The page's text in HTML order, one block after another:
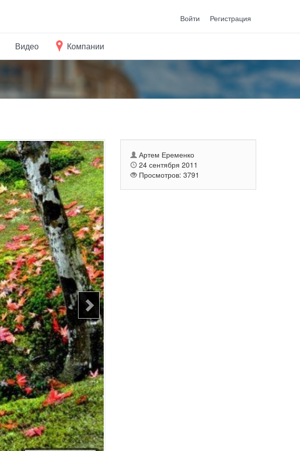
Войти Регистрация
Видео Компании
Артем Еременко
24 сентября 2011
Просмотров: 3791